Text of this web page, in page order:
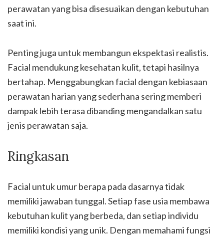
perawatan yang bisa disesuaikan dengan kebutuhan
saat ini.
Penting juga untuk membangun ekspektasi realistis.
Facial mendukung kesehatan kulit, tetapi hasilnya
bertahap. Menggabungkan facial dengan kebiasaan
perawatan harian yang sederhana sering memberi
dampak lebih terasa dibanding mengandalkan satu
jenis perawatan saja.
Ringkasan
Facial untuk umur berapa pada dasarnya tidak
memiliki jawaban tunggal. Setiap fase usia membawa
kebutuhan kulit yang berbeda, dan setiap individu
memiliki kondisi yang unik. Dengan memahami fungsi